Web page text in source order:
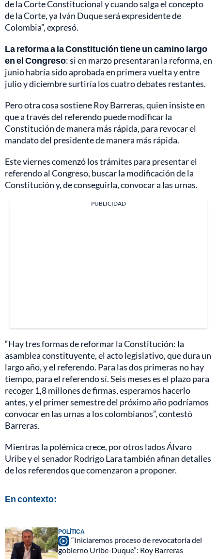
de la Corte Constitucional y cuando salga el concepto
de la Corte, ya Iván Duque será expresidente de
Colombia”, expresó.
La reforma a la Constitución tiene un camino largo
en el Congreso: si en marzo presentaran la reforma, en
junio habría sido aprobada en primera vuelta y entre
julio y diciembre surtiría los cuatro debates restantes.
Pero otra cosa sostiene Roy Barreras, quien insiste en
que a través del referendo puede modificar la
Constitución de manera más rápida, para revocar el
mandato del presidente de manera más rápida.
Este viernes comenzó los trámites para presentar el
referendo al Congreso, buscar la modificación de la
Constitución y, de conseguirla, convocar a las urnas.
PUBLICIDAD
“Hay tres formas de reformar la Constitución: la
asamblea constituyente, el acto legislativo, que dura un
largo año, y el referendo. Para las dos primeras no hay
tiempo, para el referendo sí. Seis meses es el plazo para
recoger 1,8 millones de firmas, esperamos hacerlo
antes, y el primer semestre del próximo año podríamos
convocar en las urnas a los colombianos”, contestó
Barreras.
Mientras la polémica crece, por otros lados Álvaro
Uribe y el senador Rodrigo Lara también afinan detalles
de los referendos que comenzaron a proponer.
En contexto:
POLÍTICA
“Iniciaremos proceso de revocatoria del
gobierno Uribe-Duque”: Roy Barreras